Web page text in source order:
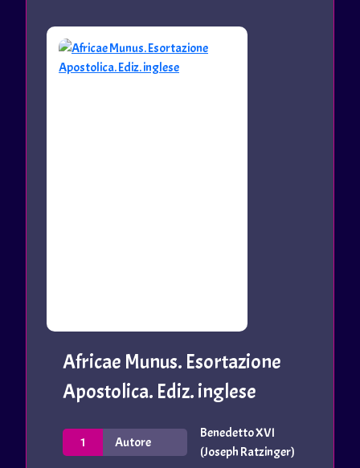
Africae Munus. Esortazione
Apostolica. Ediz. inglese
1 Autore
Benedetto XVI
(Joseph Ratzinger)